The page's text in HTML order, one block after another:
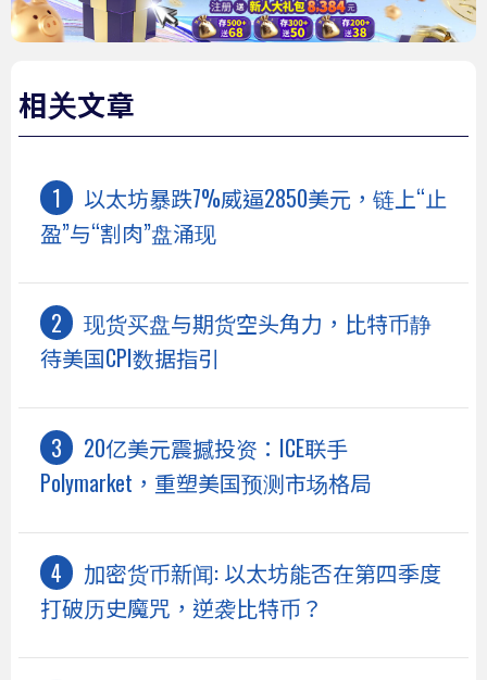
相关文章
以太坊暴跌7%威逼2850美元，链上“止
盈”与“割肉”盘涌现
现货买盘与期货空头角力，比特币静
待美国CPI数据指引
20亿美元震撼投资：ICE联手
Polymarket，重塑美国预测市场格局
加密货币新闻: 以太坊能否在第四季度
打破历史魔咒，逆袭比特币？